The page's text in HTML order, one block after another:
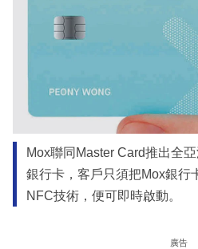
Mox聯同Master Card推出全
銀行卡，客戶只須把Mox銀行
NFC技術，便可即時啟動。
廣告